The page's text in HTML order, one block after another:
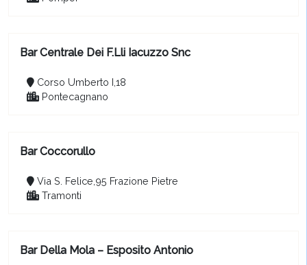
Bar Centrale Dei F.Lli Iacuzzo Snc
Corso Umberto I,18
Pontecagnano
Bar Coccorullo
Via S. Felice,95 Frazione Pietre
Tramonti
Bar Della Mola – Esposito Antonio